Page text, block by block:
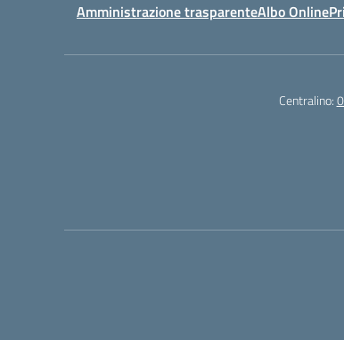
Amministrazione trasparenteAlbo Online
Centralino: